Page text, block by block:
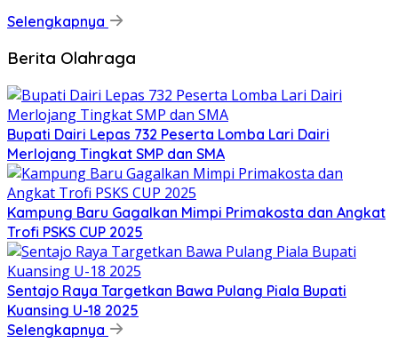
Selengkapnya
Berita Olahraga
Bupati Dairi Lepas 732 Peserta Lomba Lari Dairi
Merlojang Tingkat SMP dan SMA
Kampung Baru Gagalkan Mimpi Primakosta dan Angkat
Trofi PSKS CUP 2025
Sentajo Raya Targetkan Bawa Pulang Piala Bupati
Kuansing U-18 2025
Selengkapnya